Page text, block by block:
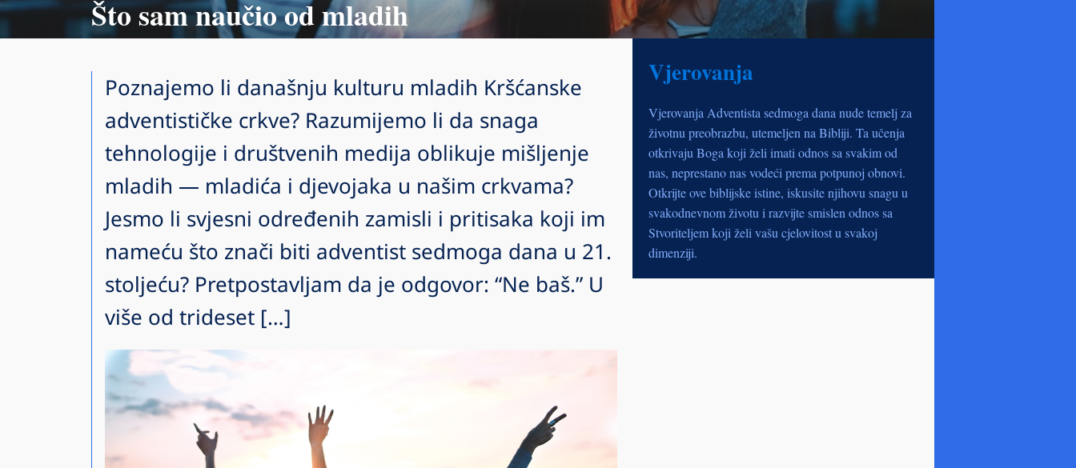
Što sam naučio od mladih
Poznajemo li današnju kulturu mladih Kršćanske
adventističke crkve? Razumijemo li da snaga
tehnologije i društvenih medija oblikuje mišljenje
mladih — mladića i djevojaka u našim crkvama?
Jesmo li svjesni određenih zamisli i pritisaka koji im
nameću što znači biti adventist sedmoga dana u 21.
stoljeću? Pretpostavljam da je odgovor: “Ne baš.” U
više od trideset […]
Vjerovanja
Vjerovanja Adventista sedmoga dana nude temelj za
životnu preobrazbu, utemeljen na Bibliji. Ta učenja
otkrivaju Boga koji želi imati odnos sa svakim od
nas, neprestano nas vodeći prema potpunoj obnovi.
Otkrijte ove biblijske istine, iskusite njihovu snagu u
svakodnevnom životu i razvijte smislen odnos sa
Stvoriteljem koji želi vašu cjelovitost u svakoj
dimenziji.